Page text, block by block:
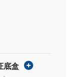
底盒